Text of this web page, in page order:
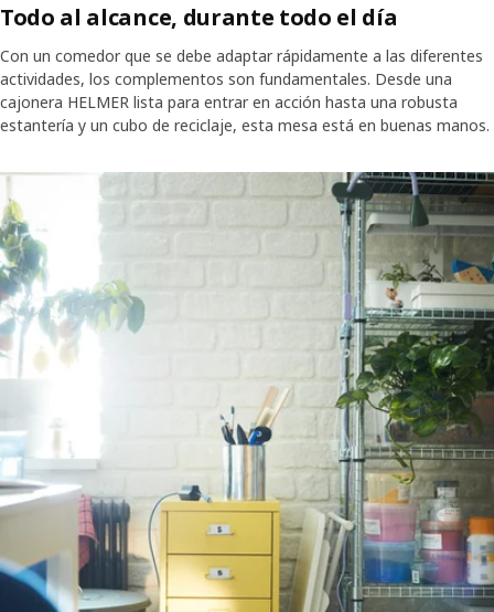
Todo al alcance, durante todo el día
Con un comedor que se debe adaptar rápidamente a las diferentes
actividades, los complementos son fundamentales. Desde una
cajonera HELMER lista para entrar en acción hasta una robusta
estantería y un cubo de reciclaje, esta mesa está en buenas manos.